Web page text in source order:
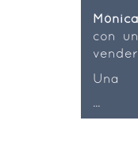
con
Una
...